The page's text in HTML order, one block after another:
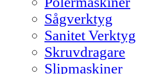
Sågverktyg
Sanitet Verktyg
Skruvdragare
Slipmaskiner